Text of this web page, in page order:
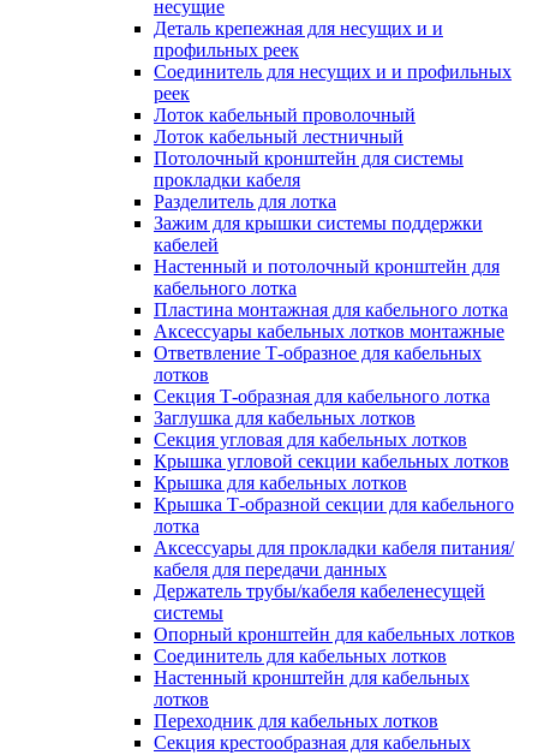
несущие
Деталь крепежная для несущих и и
профильных реек
Соединитель для несущих и и профильных
реек
Лоток кабельный проволочный
Лоток кабельный лестничный
Потолочный кронштейн для системы
прокладки кабеля
Разделитель для лотка
Зажим для крышки системы поддержки
кабелей
Настенный и потолочный кронштейн для
кабельного лотка
Пластина монтажная для кабельного лотка
Аксессуары кабельных лотков монтажные
Ответвление Т-образное для кабельных
лотков
Секция Т-образная для кабельного лотка
Заглушка для кабельных лотков
Секция угловая для кабельных лотков
Крышка угловой секции кабельных лотков
Крышка для кабельных лотков
Крышка Т-образной секции для кабельного
лотка
Аксессуары для прокладки кабеля питания/
кабеля для передачи данных
Держатель трубы/кабеля кабеленесущей
системы
Опорный кронштейн для кабельных лотков
Соединитель для кабельных лотков
Настенный кронштейн для кабельных
лотков
Переходник для кабельных лотков
Секция крестообразная для кабельных